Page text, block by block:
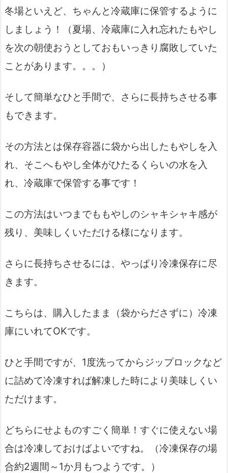
冬場といえど、ちゃんと冷蔵庫に保管するように
しましょう！（夏場、冷蔵庫に入れ忘れたもやし
を次の朝使おうとしておもいっきり腐敗していた
ことがあります。。。）
そして簡単なひと手間で、さらに長持ちさせる事
もできます。
その方法とは保存容器に袋から出したもやしを入
れ、そこへもやし全体がひたるくらいの水を入
れ、冷蔵庫で保管する事です！
この方法はいつまでももやしのシャキシャキ感が
残り、美味しくいただける様になります。
さらに長持ちさせるには、やっぱり冷凍保存に尽
きます。
こちらは、購入したまま（袋からださずに）冷凍
庫にいれてOKです。
ひと手間ですが、1度洗ってからジップロックなど
に詰めて冷凍すれば解凍した時により美味しくい
ただけます。
どちらにせよものすごく簡単！すぐに使えない場
合は冷凍しておけばよいですね。（冷凍保存の場
合約2週間～1か月もつようです。）